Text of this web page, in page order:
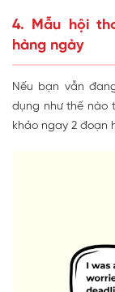
4. Mẫu hội
hàng ngày
Nếu bạn vẫn
dụng như thế nào
khảo ngay 2 đoạn